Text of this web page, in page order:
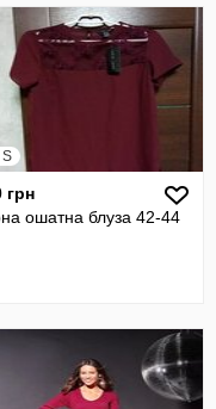
S
грн
ошатна блуза 42-44